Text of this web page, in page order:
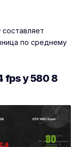
по среднему
fps у 580 8